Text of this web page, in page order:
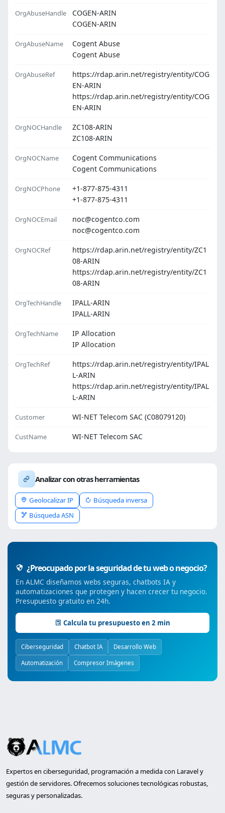
OrgAbuseHandle
COGEN-ARIN
COGEN-ARIN
OrgAbuseName
Cogent Abuse
Cogent Abuse
OrgAbuseRef
https://rdap.arin.net/registry/entity/COG
EN-ARIN
https://rdap.arin.net/registry/entity/COG
EN-ARIN
OrgNOCHandle
ZC108-ARIN
ZC108-ARIN
OrgNOCName
Cogent Communications
Cogent Communications
OrgNOCPhone
+1-877-875-4311
+1-877-875-4311
OrgNOCEmail
noc@cogentco.com
noc@cogentco.com
OrgNOCRef
https://rdap.arin.net/registry/entity/ZC1
08-ARIN
https://rdap.arin.net/registry/entity/ZC1
08-ARIN
OrgTechHandle
IPALL-ARIN
IPALL-ARIN
OrgTechName
IP Allocation
IP Allocation
OrgTechRef
https://rdap.arin.net/registry/entity/IPAL
L-ARIN
https://rdap.arin.net/registry/entity/IPAL
L-ARIN
Customer WI-NET Telecom SAC (C08079120)
CustName WI-NET Telecom SAC
Analizar con otras herramientas
Geolocalizar IP
Búsqueda inversa
Búsqueda ASN
¿Preocupado por la seguridad de tu web o negocio?
En ALMC diseñamos webs seguras, chatbots IA y
automatizaciones que protegen y hacen crecer tu negocio.
Presupuesto gratuito en 24h.
Calcula tu presupuesto en 2 min
Ciberseguridad Chatbot IA Desarrollo Web
Automatización Compresor Imágenes
Expertos en ciberseguridad, programación a medida con Laravel y
gestión de servidores. Ofrecemos soluciones tecnológicas robustas,
seguras y personalizadas.